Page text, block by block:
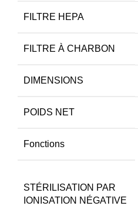
FILTRE HEPA
FILTRE À CHARBON
DIMENSIONS
POIDS NET
Fonctions
STÉRILISATION PAR
IONISATION NÉGATIVE